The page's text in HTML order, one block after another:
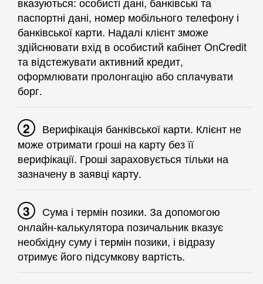
паспортні дані, номер мобільного телефону і
банківської карти. Надалі клієнт зможе
здійснювати вхід в особистий кабінет OnCredit
та відстежувати активний кредит,
оформлювати пролонгацію або сплачувати
борг.
Верифікація банківської карти. Клієнт не
може отримати гроші на карту без її
верифікації. Гроші зараховується тільки на
зазначену в заявці карту.
Сума і термін позики. За допомогою
онлайн-калькулятора позичальник вказує
необхідну суму і термін позики, і відразу
отримує його підсумкову вартість.